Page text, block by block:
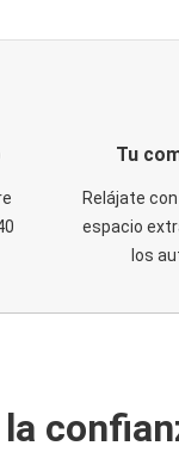
Tu
Relájate
espacio
los
la